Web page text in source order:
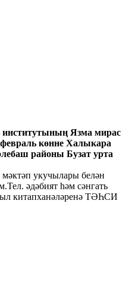
институтының Язма мирас
көнне Халыкара
районы Бузат урта
укучылары белән
әдәбият һәм сәнгать
китапханәләренә ТӘҺСИ